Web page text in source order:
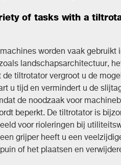
of tasks with a
worden vaak gebruikt
landschapsarchitectuur,
tiltrotator vergroot u de
u tijd en vermindert u de
de noodzaak voor
beperkt. De tiltrotator is
voor rioleringen bij
grijper heeft u een
of het plaatsen en